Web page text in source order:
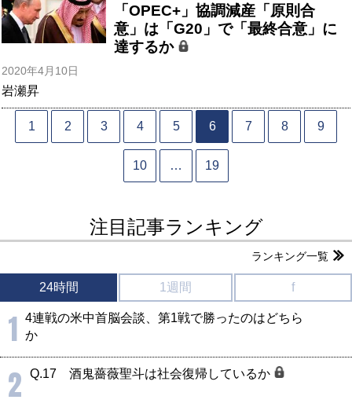
「OPEC+」協調減産「原則合
意」は「G20」で「最終合意」に
達するか
2020年4月10日
岩瀬昇
1 2 3 4 5 6 7 8 9
10 … 19
注目記事ランキング
ランキング一覧
24時間 1週間 f
1 4連戦の米中首脳会談、第1戦で勝ったのはどちら
か
2 Q.17 酒鬼薔薇聖斗は社会復帰しているか